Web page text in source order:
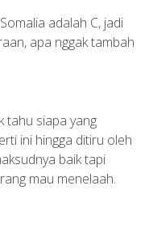
apa nggak tambah
tahu siapa yang
ini hingga ditiru oleh
baik tapi
mau menelaah.